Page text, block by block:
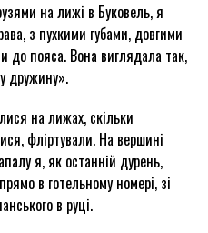
на лижі в Буковель, я
з пухкими губами, довгими
до пояса. Вона виглядала так,
дружину».
на лижах, скільки
фліртували. На вершині
я, як останній дурень,
в готельному номері, зі
в руці.